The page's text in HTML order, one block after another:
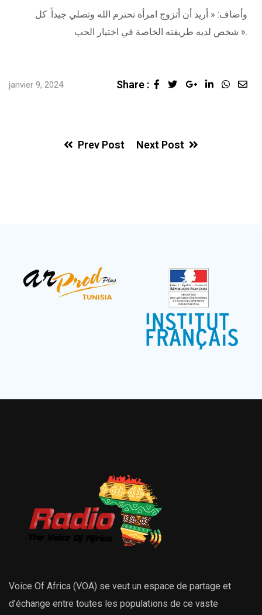
وأضاف: « أريد أن أتزوج امرأة تحترم الله وتصلي جيداً. كل
شخص لديه طريقته الخاصة في اختيار الحب ».
janvier 9, 2024 Share :
Prev Post Next Post
Voice Of Africa (VOA) se veut un espace de partage et
d’échange entre toutes les populations de ce vaste